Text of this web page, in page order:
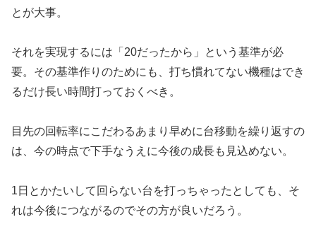
とが大事。
それを実現するには「20だったから」という基準が必
要。その基準作りのためにも、打ち慣れてない機種はでき
るだけ長い時間打っておくべき。
目先の回転率にこだわるあまり早めに台移動を繰り返すの
は、今の時点で下手なうえに今後の成長も見込めない。
1日とかたいして回らない台を打っちゃったとしても、そ
れは今後につながるのでその方が良いだろう。